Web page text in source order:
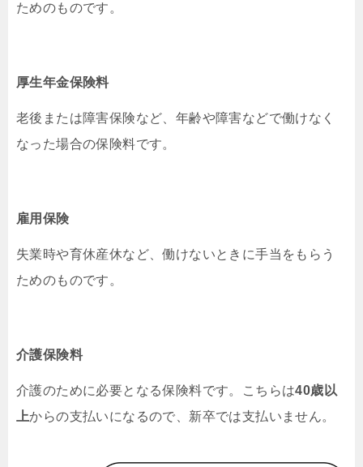
ためのものです。
厚生年金保険料
老後または障害保険など、年齢や障害などで働けなく
なった場合の保険料です。
雇用保険
失業時や育休産休など、働けないときに手当をもらう
ためのものです。
介護保険料
介護のために必要となる保険料です。こちらは40歳以
上からの支払いになるので、新卒では支払いません。